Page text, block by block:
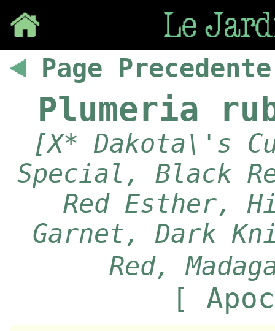
Page Precedente
Plumeria
[X* Dakota\'s
Special, Black
Red Esther,
Garnet, Dark
Red,
[